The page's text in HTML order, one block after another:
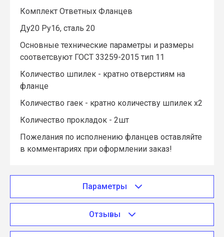
Комплект Ответных Фланцев
Ду20 Ру16, сталь 20
Основные технические параметры и размеры
соответсвуют ГОСТ 33259-2015 тип 11
Количество шпилек - кратно отверстиям на
фланце
Количество гаек - кратно количеству шпилек х2
Количество прокладок - 2шт
Пожелания по исполнению фланцев оставляйте
в комментариях при оформлении заказ!
Параметры
Отзывы